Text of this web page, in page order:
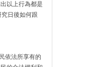
以上行為都是
日後如何跟
依法所享有的